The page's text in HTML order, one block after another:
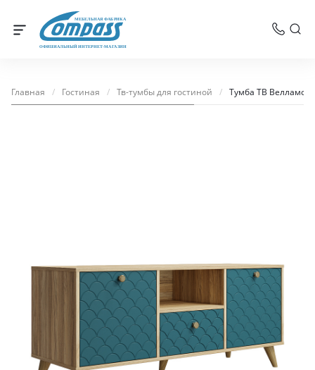
МЕБЕЛЬНАЯ ФАБРИКА
ОФИЦИАЛЬНЫЙ ИНТЕРНЕТ-МАГАЗИН
Главная / Гостиная / Тв-тумбы для гостиной / Тумба ТВ Велламо